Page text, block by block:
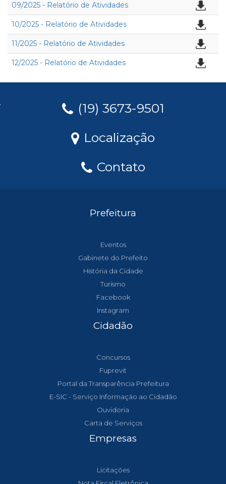
09/2025 - Relatório de Atividades
10/2025 - Relatório de Atividades
11/2025 - Relatório de Atividades
12/2025 - Relatório de Atividades
(19) 3673-9501
Localização
Contato
Prefeitura
Eventos
Gabinete do Prefeito
História da Cidade
Turismo
Facebook
Instagram
Cidadão
Concursos
Fuprevit
Portal da Transparência Prefeitura
E-SIC - Serviço Informação ao Cidadão
Ouvidoria
Carta de Serviços
Empresas
Licitações